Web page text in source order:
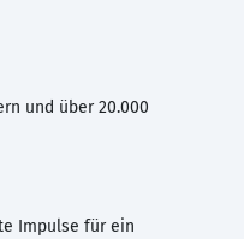
und über 20.000
Impulse für ein